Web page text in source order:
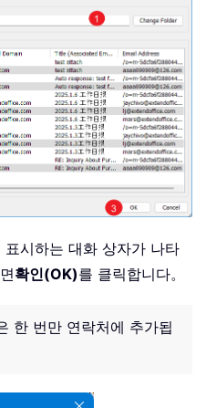
시하는 대화 상자가 나타
확인(OK)를 클릭합니다。
한 번만 연락처에 추가됩